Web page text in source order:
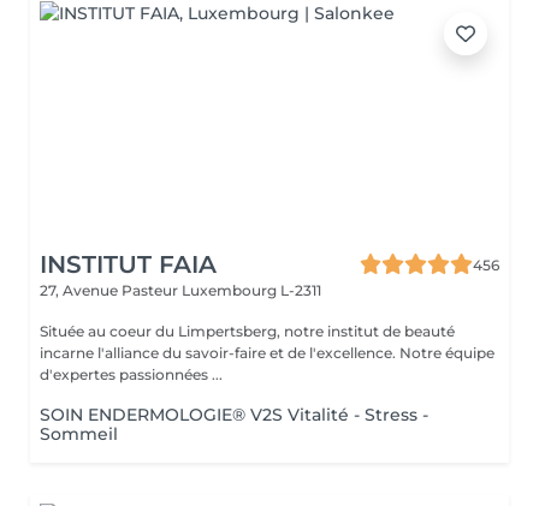
INSTITUT FAIA
456
27, Avenue Pasteur Luxembourg L-2311
Située au coeur du Limpertsberg, notre institut de beauté
incarne l'alliance du savoir-faire et de l'excellence. Notre équipe
d'expertes passionnées ...
SOIN ENDERMOLOGIE® V2S Vitalité - Stress -
Sommeil